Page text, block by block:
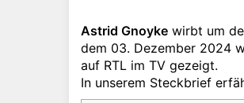
Astrid Gnoyke wirbt um
dem 03. Dezember 2024
auf RTL im TV gezeigt.
In unserem Steckbrief